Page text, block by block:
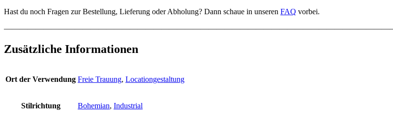
Hast du noch Fragen zur Bestellung, Lieferung oder Abholung? Dann schaue in unseren FAQ vorbei.
Zusätzliche Informationen
Ort der Verwendung Freie Trauung, Locationgestaltung
Stilrichtung Bohemian, Industrial